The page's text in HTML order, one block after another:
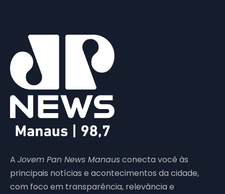
A Jovem Pan News Manausconecta você às
principais notícias e acontecimentos da cidade,
com foco em transparência, relevância e